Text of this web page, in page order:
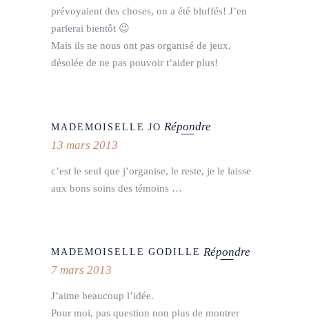
prévoyaient des choses, on a été bluffés! J’en
parlerai bientôt 😉
Mais ils ne nous ont pas organisé de jeux,
désolée de ne pas pouvoir t’aider plus!
MADEMOISELLE JO Répondre
13 mars 2013
c’est le seul que j’organise, le reste, je le laisse
aux bons soins des témoins …
MADEMOISELLE GODILLE Répondre
7 mars 2013
J’aime beaucoup l’idée.
Pour moi, pas question non plus de montrer